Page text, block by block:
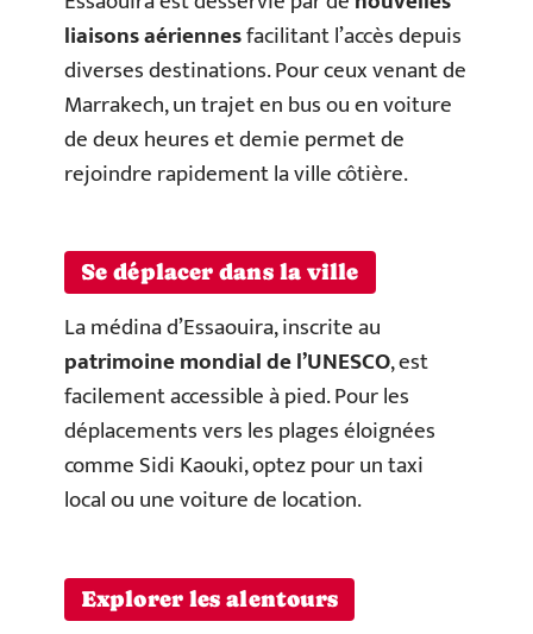
liaisons aériennesfacilitant l’accès depuis
diverses destinations. Pour ceux venant de
Marrakech, un trajet en bus ou en voiture
de deux heures et demie permet de
rejoindre rapidement la ville côtière.
Se déplacer dans la ville
La médina d’Essaouira, inscrite au
patrimoine mondial de l’UNESCO, est
facilement accessible à pied. Pour les
déplacements vers les plages éloignées
comme Sidi Kaouki, optez pour un taxi
local ou une voiture de location.
Explorer les alentours